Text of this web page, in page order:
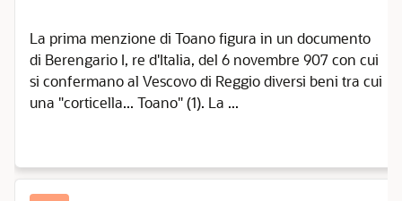
La prima menzione di Toano figura in un documento
di Berengario I, re d'Italia, del 6 novembre 907 con cui
si confermano al Vescovo di Reggio diversi beni tra cui
una "corticella... Toano" (1). La ...